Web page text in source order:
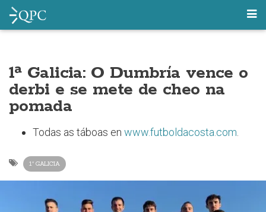
1ª Galicia: O Dumbría vence o
derbi e se mete de cheo na
pomada
Todas as táboas en www.futboldacosta.com
1ª GALICIA